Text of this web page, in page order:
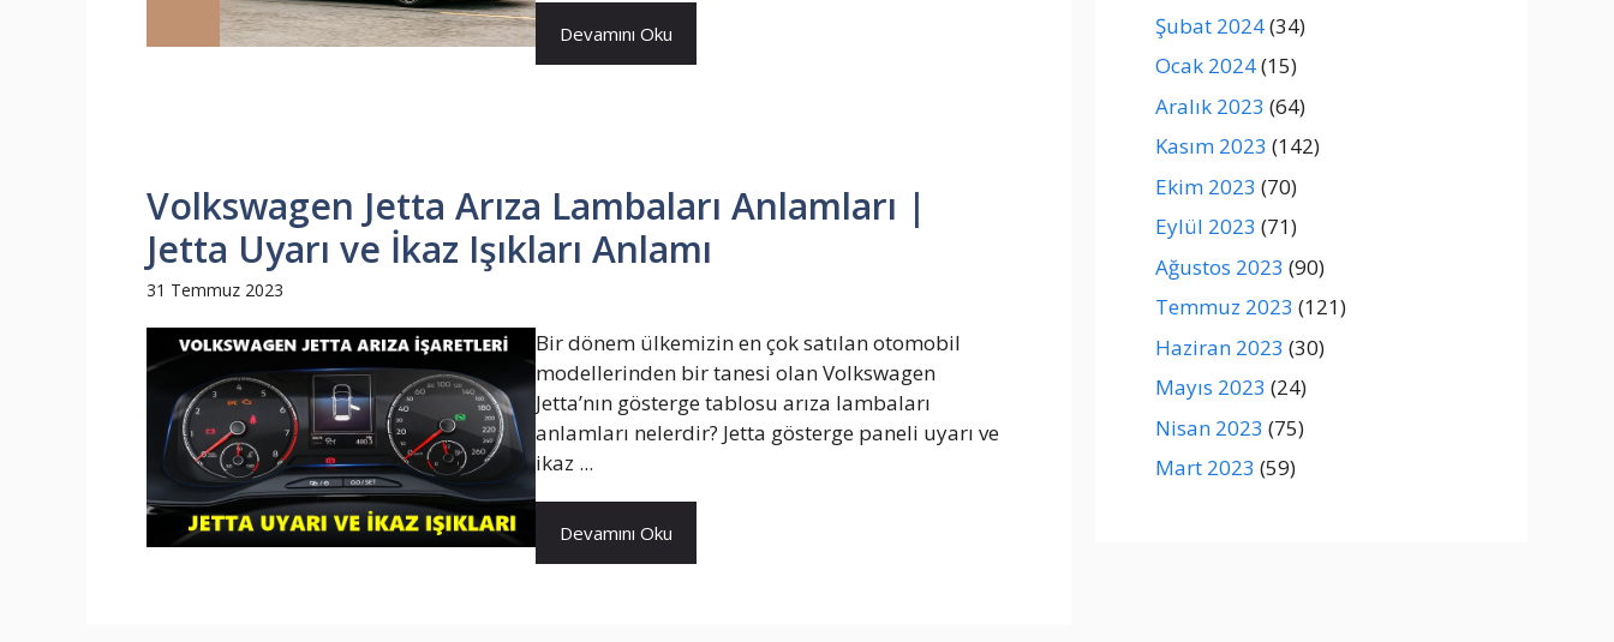
Devamını Oku
Volkswagen Jetta Arıza Lambaları Anlamları |
Jetta Uyarı ve İkaz Işıkları Anlamı
31 Temmuz 2023
Bir dönem ülkemizin en çok satılan otomobil
modellerinden bir tanesi olan Volkswagen
Jetta’nın gösterge tablosu arıza lambaları
anlamları nelerdir? Jetta gösterge paneli uyarı ve
ikaz ...
Devamını Oku
Şubat 2024(34)
Ocak 2024(15)
Aralık 2023 (64)
Kasım 2023 (142)
Ekim 2023 (70)
Eylül 2023 (71)
Ağustos 2023 (90)
Temmuz 2023 (121)
Haziran 2023 (30)
Mayıs 2023 (24)
Nisan 2023 (75)
Mart 2023 (59)